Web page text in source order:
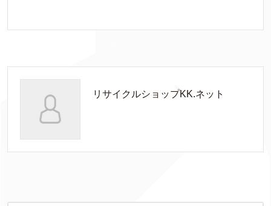
リサイクルショップKK.ネット